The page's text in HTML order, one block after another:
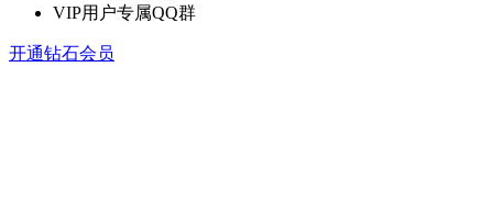
VIP用户专属QQ群
开通钻石会员